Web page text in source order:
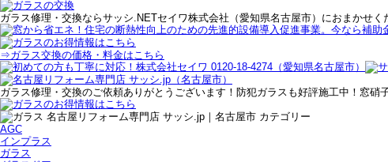
ガラス修理・交換ならサッシ.NETセイワ株式会社（愛知県名古屋市）におまかせく
⇒ガラス交換の価格・料金はこちら
ガラス修理・交換のご依頼ありがとうございます！防犯ガラスも好評施工中！窓硝
AGC
インプラス
ガラス